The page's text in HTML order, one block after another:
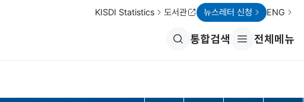
KISDI Statistics 도서관 뉴스레터 신청 ENG
통합검색 전체메뉴
전